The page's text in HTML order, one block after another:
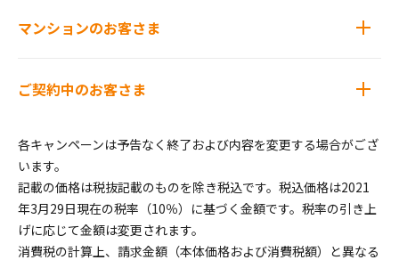
マンションのお客さま
ご契約中のお客さま
各キャンペーンは予告なく終了および内容を変更する場合がござ
います。
記載の価格は税抜記載のものを除き税込です。税込価格は2021
年3月29日現在の税率（10％）に基づく金額です。税率の引き上
げに応じて金額は変更されます。
消費税の計算上、請求金額（本体価格および消費税額）と異なる